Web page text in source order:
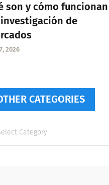
son y cómo funcionan
de
2026
CATEGORIES